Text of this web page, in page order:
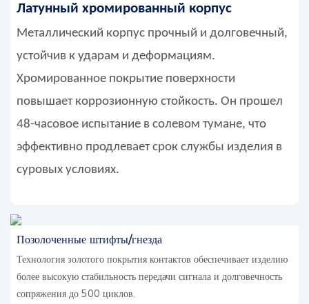
Латунный хромированный корпус
Металлический корпус прочный и долговечный,
устойчив к ударам и деформациям.
Хромированное покрытие поверхности
повышает коррозионную стойкость. Он прошел
48-часовое испытание в солевом тумане, что
эффективно продлевает срок службы изделия в
суровых условиях.
Позолоченные штифты/гнезда
Технология золотого покрытия контактов обеспечивает изделию
более высокую стабильность передачи сигнала и долговечность
сопряжения до 500 циклов.